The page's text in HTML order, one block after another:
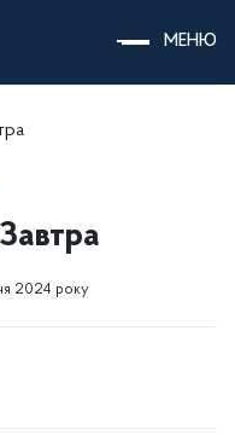
МЕНЮ
2024 року